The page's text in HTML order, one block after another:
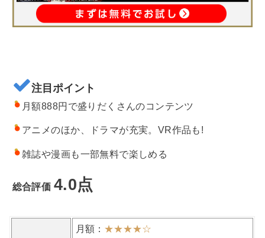
注目ポイント
月額888円で盛りだくさんのコンテンツ
アニメのほか、ドラマが充実。VR作品も!
雑誌や漫画も一部無料で楽しめる
総合評価 4.0点
月額： ★★★★☆